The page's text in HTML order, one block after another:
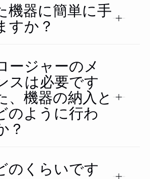
機器に簡単に手
すか？
ージャーのメ
スは必要です
、機器の納入と
のように行わ
？
のくらいです